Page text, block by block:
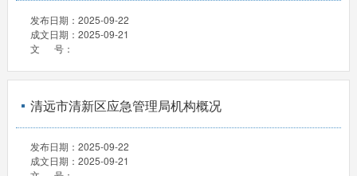
发布日期： 2025-09-22
成文日期： 2025-09-21
文 号：
清远市清新区应急管理局机构概况
发布日期： 2025-09-22
成文日期： 2025-09-21